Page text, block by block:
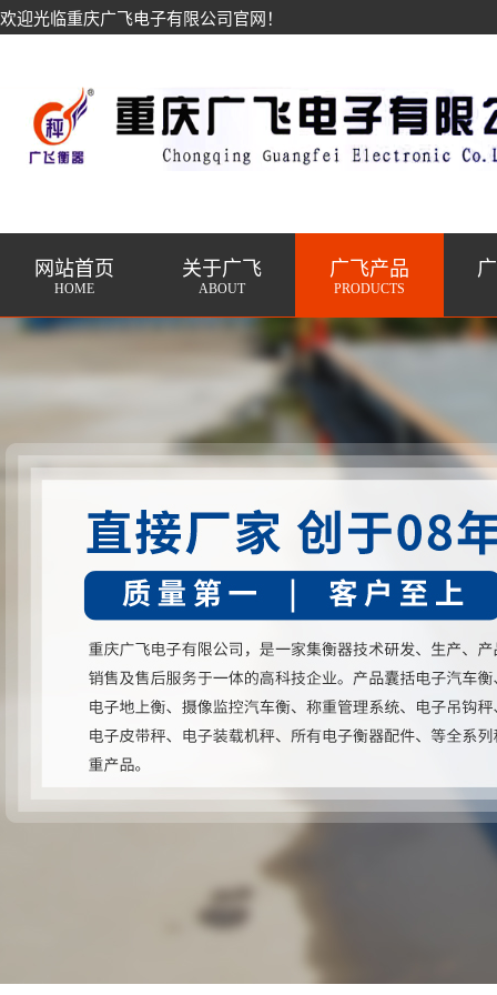
欢迎光临重庆广飞电子有限公司官网！
网站首页
HOME
关于广飞
ABOUT
广飞产品
PRODUCTS